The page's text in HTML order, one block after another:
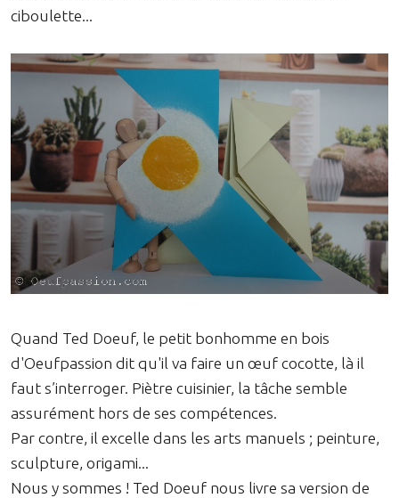
ciboulette...
Quand Ted Doeuf, le petit bonhomme en bois
d'Oeufpassion dit qu'il va faire un œuf cocotte, là il
faut s’interroger. Piètre cuisinier, la tâche semble
assurément hors de ses compétences.
Par contre, il excelle dans les arts manuels ; peinture,
sculpture, origami...
Nous y sommes ! Ted Doeuf nous livre sa version de